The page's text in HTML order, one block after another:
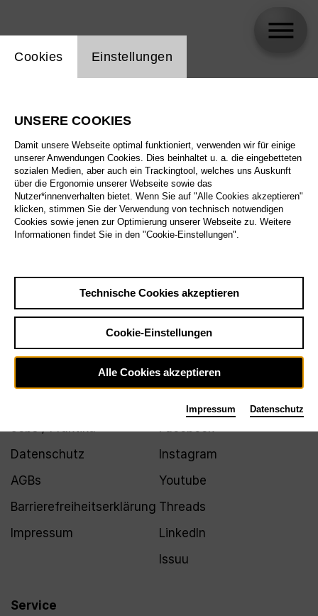
Biographie
Spielplan
Jobs / Praktika
Datenschutz
AGBs
Barrierefreiheitserklärung
Impressum
Service
Facebook
Instagram
Youtube
Threads
LinkedIn
Issuu
Einstellung Website Cookie
Cookies Einstellungen
UNSERE COOKIES
Damit unsere Webseite optimal funktioniert, verwenden wir für einige
unserer Anwendungen Cookies. Dies beinhaltet u. a. die eingebetteten
sozialen Medien, aber auch ein Trackingtool, welches uns Auskunft
über die Ergonomie unserer Webseite sowie das
Nutzer*innenverhalten bietet. Wenn Sie auf "Alle Cookies akzeptieren"
klicken, stimmen Sie der Verwendung von technisch notwendigen
Cookies sowie jenen zur Optimierung unserer Webseite zu. Weitere
Informationen findet Sie in den "Cookie-Einstellungen".
Technische Cookies akzeptieren
Cookie-Einstellungen
Alle Cookies akzeptieren
Impressum Datenschutz